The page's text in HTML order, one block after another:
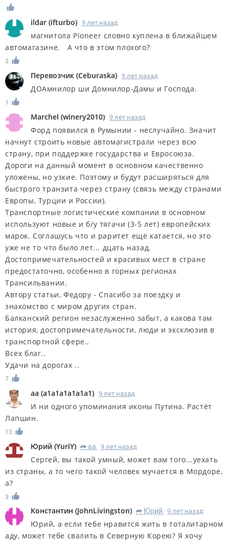
ildar (ifturbo) 9 лет назад
магнитола Pioneer словно куплена в ближайшем
автомагазине. А что в этом плохого?
3
Перевозчик (Ceburaska) 9 лет назад
ДОАмнилор ши Домнилор-Дамы и Господа.
1
Marchel (winery2010) 9 лет назад
Форд появился в Румынии - неслучайно. Значит
начнут строить новые автомагистрали через всю
страну, при поддержке государства и Евросоюза.
Дороги на данный момент в основном качественно
уложены, но узкие. Поэтому и будут расширяться для
быстрого транзита через страну (связь между странами
Европы, Турции и России).
Транспортные логистические компании в основном
используют новые и б/у тягачи (3-5 лет) европейских
марок. Соглашусь что и раритет ещё катается, но это
уже не то что было лет... дцать назад.
Достопримечательностей и красивых мест в стране
предостаточно, особенно в горных регионах
Трансильвании.
Автору статьи, Федору - Спасибо за поездку и
знакомство с миром других стран.
Балканский регион незаслуженно забыт, а какова там
история, достопримечательности, люди и эксклюзив в
транспортной сфере..
Всех благ..
Удачи на дорогах ..
7
aa (a1a1a1a1a1a1) 9 лет назад
И ни одного упоминания иконы Путина. Растёт
Лапшин.
13
Юрий (YuriY) R aa 9 лет назад
Сергей, вы такой умный, может вам того...уехать
из страны, а то чего такой человек мучается в Мордоре,
а?
3
Константин (JohnLivingston) R Юрий 9 лет назад
Юрий, а если тебе нравится жить в тоталитарном
аду, может тебе свалить в Северную Корею? Я хочу